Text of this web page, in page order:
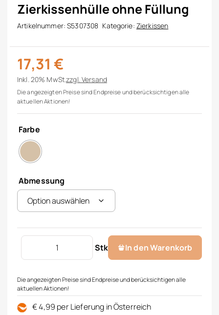
Zierkissenhülle ohne Füllung
Artikelnummer:S5307308 Kategorie: Zierkissen
17,31 €
Inkl. 20% MwSt.zzgl.Versand
Die angezeigten Preise sind Endpreise und berücksichtigen alle
aktuellen Aktionen!
Farbe
Abmessung
Stk
Zierkissenhülle ohne Füllung Menge
In den Warenkorb
Die angezeigten Preise sind Endpreise und berücksichtigen alle
aktuellen Aktionen!
€ 4,99 per Lieferung in Österreich